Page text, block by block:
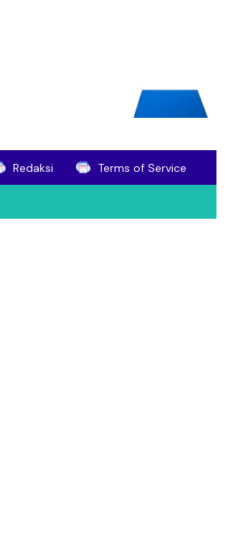
Redaksi Terms of Service